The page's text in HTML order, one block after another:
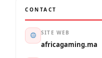
CONTACT
SITE WEB
africagaming.ma